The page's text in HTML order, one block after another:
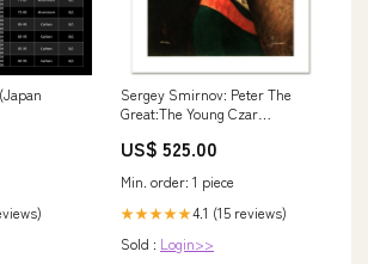
Sergey Smirnov: Peter The
Great:The Young Czar
US$ 525.00
Min. order: 1 piece
★★★★★4.1 (15 reviews)
Sold : Login>>